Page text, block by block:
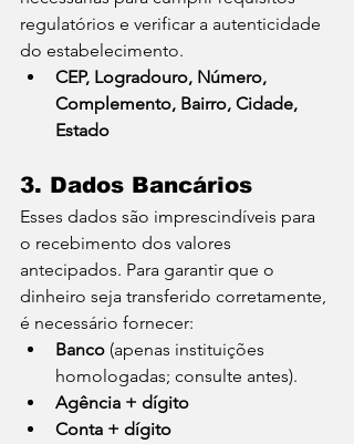
regulatórios e verificar a autenticidade
do estabelecimento.
CEP, Logradouro, Número,
Complemento, Bairro, Cidade,
Estado
3. Dados Bancários
Esses dados são imprescindíveis para
o recebimento dos valores
antecipados. Para garantir que o
dinheiro seja transferido corretamente,
é necessário fornecer:
Banco (apenas instituições
homologadas; consulte antes).
Agência + dígito
Conta + dígito